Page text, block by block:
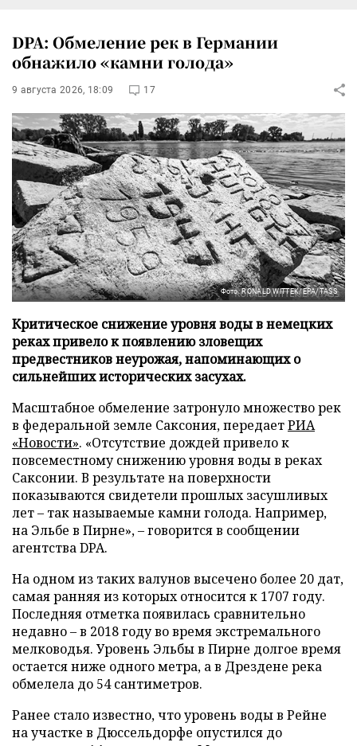
DPA: Обмеление рек в Германии
обнажило «камни голода»
9 августа 2026, 18:09 17
Фото: RONALD WITTEK/EPA/TASS
Критическое снижение уровня воды в немецких
реках привело к появлению зловещих
предвестников неурожая, напоминающих о
сильнейших исторических засухах.
Масштабное обмеление затронуло множество рек
в федеральной земле Саксония, передаетРИА
«Новости». «Отсутствие дождей привело к
повсеместному снижению уровня воды в реках
Саксонии. В результате на поверхности
показываются свидетели прошлых засушливых
лет – так называемые камни голода. Например,
на Эльбе в Пирне», – говорится в сообщении
агентства DPA.
На одном из таких валунов высечено более 20 дат,
самая ранняя из которых относится к 1707 году.
Последняя отметка появилась сравнительно
недавно – в 2018 году во время экстремального
мелководья. Уровень Эльбы в Пирне долгое время
остается ниже одного метра, а в Дрездене река
обмелела до 54 сантиметров.
Ранее стало известно, что уровень воды в Рейне
на участке в Дюссельдорфе опустился до